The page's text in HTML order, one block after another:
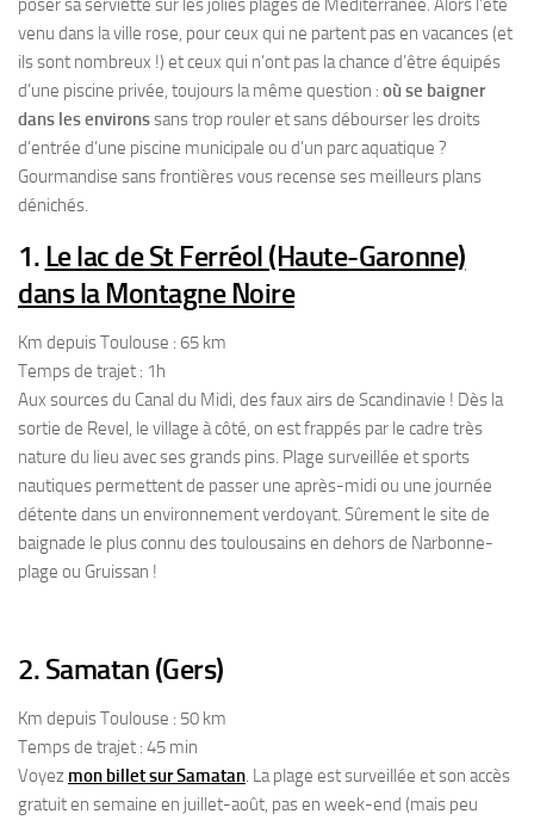
poser sa serviette sur les jolies plages de Méditerranée. Alors l’été
venu dans la ville rose, pour ceux qui ne partent pas en vacances (et
ils sont nombreux !) et ceux qui n’ont pas la chance d’être équipés
d’une piscine privée, toujours la même question : où se baigner
dans les environssans trop rouler et sans débourser les droits
d’entrée d’une piscine municipale ou d’un parc aquatique ?
Gourmandise sans frontières vous recense ses meilleurs plans
dénichés.
1. Le lac de St Ferréol (Haute-Garonne)
dans la Montagne Noire
Km depuis Toulouse : 65 km
Temps de trajet : 1h
Aux sources du Canal du Midi, des faux airs de Scandinavie ! Dès la
sortie de Revel, le village à côté, on est frappés par le cadre très
nature du lieu avec ses grands pins. Plage surveillée et sports
nautiques permettent de passer une après-midi ou une journée
détente dans un environnement verdoyant. Sûrement le site de
baignade le plus connu des toulousains en dehors de Narbonne-
plage ou Gruissan !
2. Samatan (Gers)
Km depuis Toulouse : 50 km
Temps de trajet : 45 min
Voyez mon billet sur Samatan. La plage est surveillée et son accès
gratuit en semaine en juillet-août, pas en week-end (mais peu